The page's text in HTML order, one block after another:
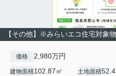
【その他】※みらいエコ住宅対
価格 2,980万円
建物面積102.87㎡ 土地面積